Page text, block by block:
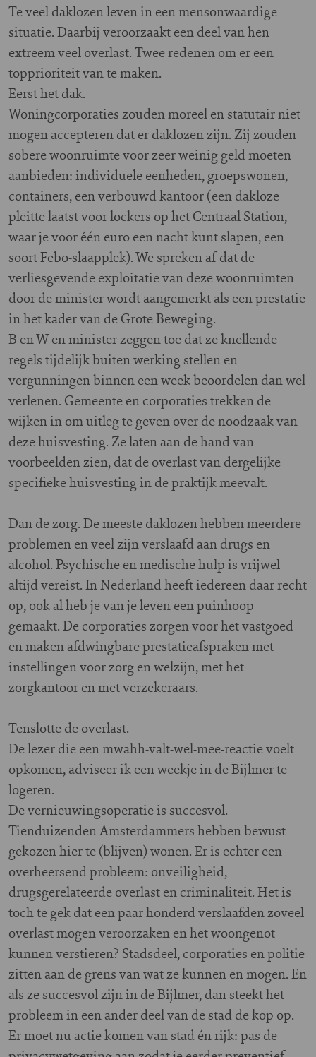
Te veel daklozen leven in een mensonwaardige
situatie. Daarbij veroorzaakt een deel van hen
extreem veel overlast. Twee redenen om er een
topprioriteit van te maken.
Eerst het dak.
Woningcorporaties zouden moreel en statutair niet
mogen accepteren dat er daklozen zijn. Zij zouden
sobere woonruimte voor zeer weinig geld moeten
aanbieden: individuele eenheden, groepswonen,
containers, een verbouwd kantoor (een dakloze
pleitte laatst voor lockers op het Centraal Station,
waar je voor één euro een nacht kunt slapen, een
soort Febo-slaapplek). We spreken af dat de
verliesgevende exploitatie van deze woonruimten
door de minister wordt aangemerkt als een prestatie
in het kader van de Grote Beweging.
B en W en minister zeggen toe dat ze knellende
regels tijdelijk buiten werking stellen en
vergunningen binnen een week beoordelen dan wel
verlenen. Gemeente en corporaties trekken de
wijken in om uitleg te geven over de noodzaak van
deze huisvesting. Ze laten aan de hand van
voorbeelden zien, dat de overlast van dergelijke
specifieke huisvesting in de praktijk meevalt.
Dan de zorg. De meeste daklozen hebben meerdere
problemen en veel zijn verslaafd aan drugs en
alcohol. Psychische en medische hulp is vrijwel
altijd vereist. In Nederland heeft iedereen daar recht
op, ook al heb je van je leven een puinhoop
gemaakt. De corporaties zorgen voor het vastgoed
en maken afdwingbare prestatieafspraken met
instellingen voor zorg en welzijn, met het
zorgkantoor en met verzekeraars.
Tenslotte de overlast.
De lezer die een mwahh-valt-wel-mee-reactie voelt
opkomen, adviseer ik een weekje in de Bijlmer te
logeren.
De vernieuwingsoperatie is succesvol.
Tienduizenden Amsterdammers hebben bewust
gekozen hier te (blijven) wonen. Er is echter een
overheersend probleem: onveiligheid,
drugsgerelateerde overlast en criminaliteit. Het is
toch te gek dat een paar honderd verslaafden zoveel
overlast mogen veroorzaken en het woongenot
kunnen verstieren? Stadsdeel, corporaties en politie
zitten aan de grens van wat ze kunnen en mogen. En
als ze succesvol zijn in de Bijlmer, dan steekt het
probleem in een ander deel van de stad de kop op.
Er moet nu actie komen van stad én rijk: pas de